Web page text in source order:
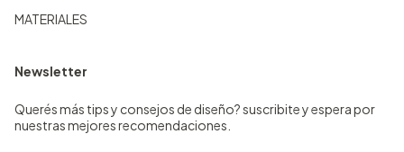
MATERIALES
Newsletter
Querés más tips y consejos de diseño? suscribite y espera por
nuestras mejores recomendaciones.